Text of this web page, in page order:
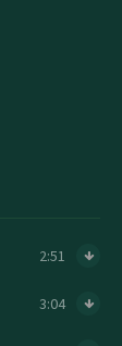
2:51
3:04